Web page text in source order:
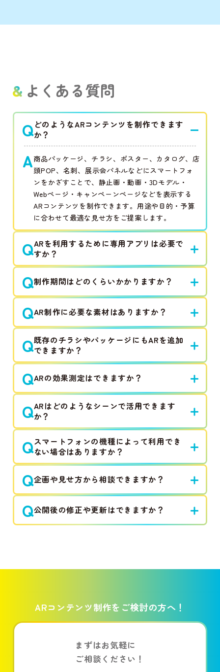
よくある質問
QどのようなARコンテンツを制作できます
か？
A商品パッケージ、チラシ、ポスター、カタログ、店
頭POP、名刺、展示会パネルなどにスマートフォ
ンをかざすことで、静止画・動画・3Dモデル・
Webページ・キャンペーンページなどを表示する
ARコンテンツを制作できます。用途や目的・予算
に合わせて最適な見せ方をご提案します。
QARを利用するために専用アプリは必要で
すか？
Q制作期間はどのくらいかかりますか？
QAR制作に必要な素材はありますか？
Q既存のチラシやパッケージにもARを追加
できますか？
QARの効果測定はできますか？
QARはどのようなシーンで活用できます
か？
Qスマートフォンの機種によって利用でき
ない場合はありますか？
Q企画や見せ方から相談できますか？
Q公開後の修正や更新はできますか？
ARコンテンツ制作を ご検討の方へ！
まずはお気軽に
ご相談ください！